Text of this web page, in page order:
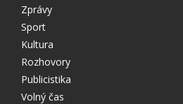
Zprávy
Sport
Kultura
Rozhovory
Publicistika
Volný čas